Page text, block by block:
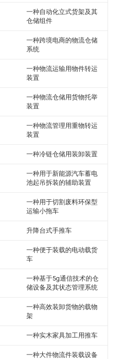
一种自动化立式货架及其
仓储组件
一种跨境电商的物流仓储
系统
一种物流运输用物件转运
装置
一种物流仓储用货物托举
装置
一种物流管理用重物转运
装置
一种冷链仓储用装卸装置
一种用于新能源汽车蓄电
池起吊拆装的辅助装置
一种用于切割废料环保型
运输小拖车
升降台式手推车
一种便于装载的电动载货
车
一种基于5g通信技术的仓
储设备及其状态管理系统
一种高效装卸货物的载物
架
一种实木家具加工用推车
一种大件物流件装载设备